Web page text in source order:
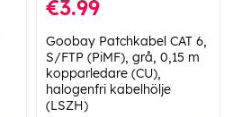
€3.99
Goobay Patchkabel CAT 6,
S/FTP (PiMF), grå, 0,15 m
kopparledare (CU),
halogenfri kabelhölje
(LSZH)